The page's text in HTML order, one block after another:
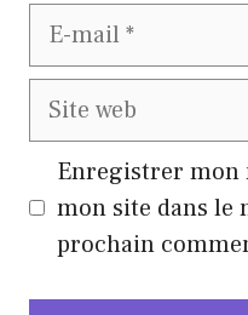
E-
Site
Enregistrer mon
mon site dans le
prochain